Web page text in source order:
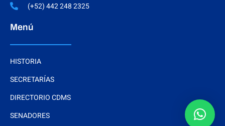
(+52) 442 248 2325
Menú
HISTORIA
SECRETARÍAS
DIRECTORIO CDMS
SENADORES